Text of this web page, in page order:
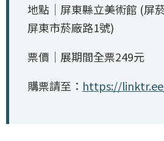
地點｜屏東縣立美術館 (屏
屏東市菸廠路1號)
票價｜展期間全票249元
購票請至： https://